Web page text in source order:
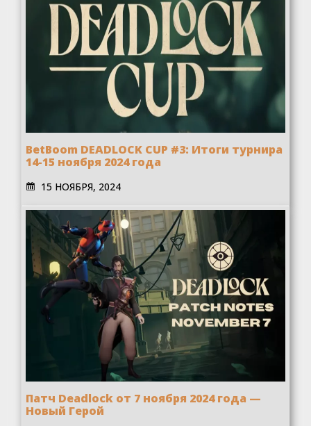
BetBoom DEADLOCK CUP #3: Итоги турнира
14-15 ноября 2024 года
15 НОЯБРЯ, 2024
Патч Deadlock от 7 ноября 2024 года —
Новый Герой